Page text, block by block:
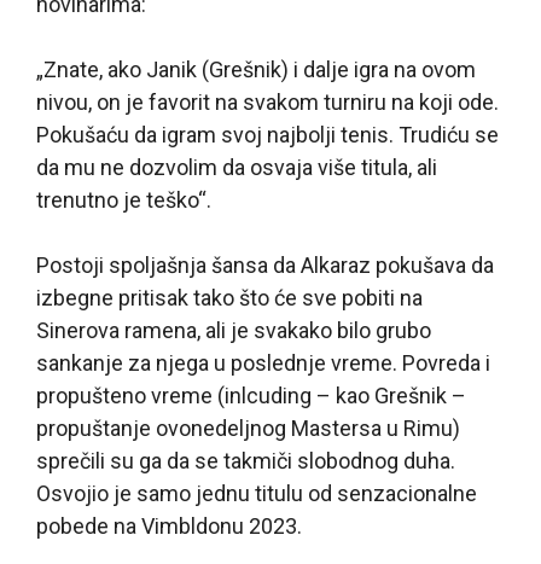
„Znate, ako Janik (Grešnik) i dalje igra na ovom
nivou, on je favorit na svakom turniru na koji ode.
Pokušaću da igram svoj najbolji tenis. Trudiću se
da mu ne dozvolim da osvaja više titula, ali
trenutno je teško“.
Postoji spoljašnja šansa da Alkaraz pokušava da
izbegne pritisak tako što će sve pobiti na
Sinerova ramena, ali je svakako bilo grubo
sankanje za njega u poslednje vreme. Povreda i
propušteno vreme (inlcuding – kao Grešnik –
propuštanje ovonedeljnog Mastersa u Rimu)
sprečili su ga da se takmiči slobodnog duha.
Osvojio je samo jednu titulu od senzacionalne
pobede na Vimbldonu 2023.